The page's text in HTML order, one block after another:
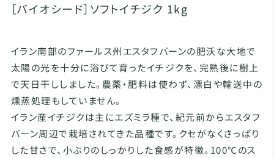
［バイオシード］ソフトイチジク 1kg
イラン南部のファールス州エスタフバーンの肥沃な大地で
太陽の光を十分に浴びて育ったイチジクを、完熟後に樹上
で天日干ししました。農薬・肥料は使わず、漂白や輸送中の
燻蒸処理もしていません。
イラン産イチジクは主にエズミラ種で、紀元前からエスタフ
バーン周辺で栽培されてきた品種です。クセがなくさっぱり
した甘さで、小ぶりのしっかりした食感が特徴。100℃のス